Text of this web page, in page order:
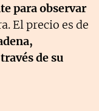
para observar
El precio es de
de su